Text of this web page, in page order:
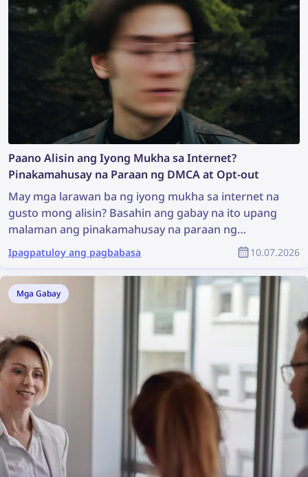
bilang bahagi ng komunidad ng YouTube?
Paano Alisin ang Iyong Mukha sa Internet?
Pinakamahusay na Paraan ng DMCA at Opt-out
May mga larawan ba ng iyong mukha sa internet na
gusto mong alisin? Basahin ang gabay na ito upang
malaman ang pinakamahusay na paraan ng
paghahanap at pagbura ng iyong mga larawan
online!
Ipagpatuloy ang pagbabasa 10.07.2026
Mga Gabay